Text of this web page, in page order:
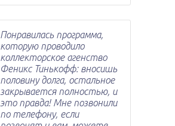
Понравилась программа,
которую проводило
коллекторское агенство
Феникс Тинькофф: вносишь
половину долга, остальное
закрывается полностью, и
это правда! Мне позвонили
по телефону, если